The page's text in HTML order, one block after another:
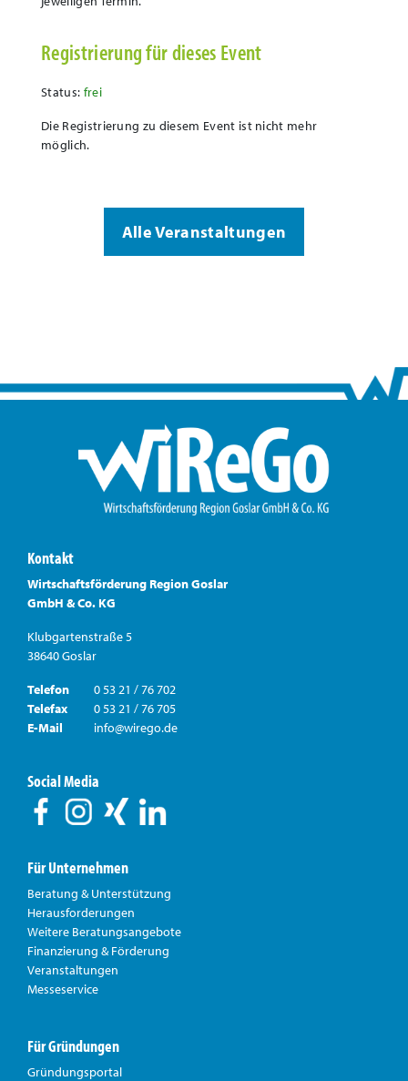
Registrierung für dieses Event
Status: frei
Die Registrierung zu diesem Event ist nicht mehr
möglich.
Alle Veranstaltungen
Kontakt
Wirtschaftsförderung Region Goslar
GmbH & Co. KG
Klubgartenstraße 5
38640 Goslar
Telefon
0 53 21 / 76 702
Telefax
0 53 21 / 76 705
E-Mail
info@wirego.de
Social Media
Für Unternehmen
Beratung & Unterstützung
Herausforderungen
Weitere Beratungsangebote
Finanzierung & Förderung
Veranstaltungen
Messeservice
Für Gründungen
Gründungsportal